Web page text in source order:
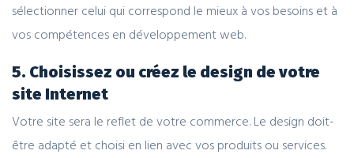
sélectionner celui qui correspond le mieux à vos besoins et à
vos compétences en développement web.
5. Choisissez ou créez le design de votre
site Internet
Votre site sera le reflet de votre commerce. Le design doit-
être adapté et choisi en lien avec vos produits ou services.